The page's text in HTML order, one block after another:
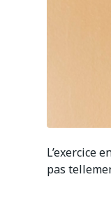
L’exercice
pas